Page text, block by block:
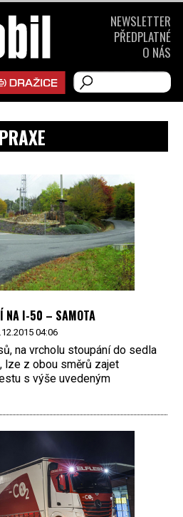
PRAXE
NA I-50 – SAMOTA
04:06
na vrcholu stoupání do sedla
lze z obou směrů zajet
s výše uvedeným
NEWSLETTER
PŘEDPLATNÉ
O NÁS